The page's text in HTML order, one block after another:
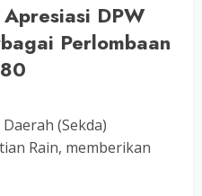
DPW
Perlombaan
(Sekda)
Rain, memberikan